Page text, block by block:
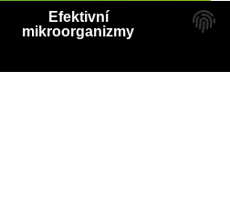
Efektivní
mikroorganizmy